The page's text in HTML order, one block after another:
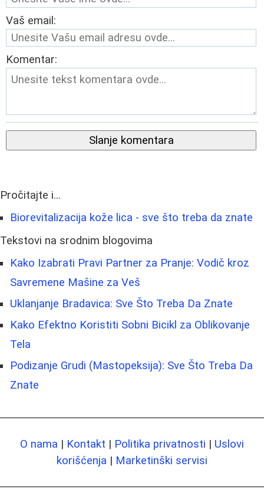
Vaš email:
Komentar:
Slanje komentara
Pročitajte i...
Biorevitalizacija kože lica - sve što treba da znate
Tekstovi na srodnim blogovima
Kako Izabrati Pravi Partner za Pranje: Vodič kroz
Savremene Mašine za Veš
Uklanjanje Bradavica: Sve Što Treba Da Znate
Kako Efektno Koristiti Sobni Bicikl za Oblikovanje
Tela
Podizanje Grudi (Mastopeksija): Sve Što Treba Da
Znate
O nama | Kontakt | Politika privatnosti | Uslovi
korišćenja | Marketinški servisi